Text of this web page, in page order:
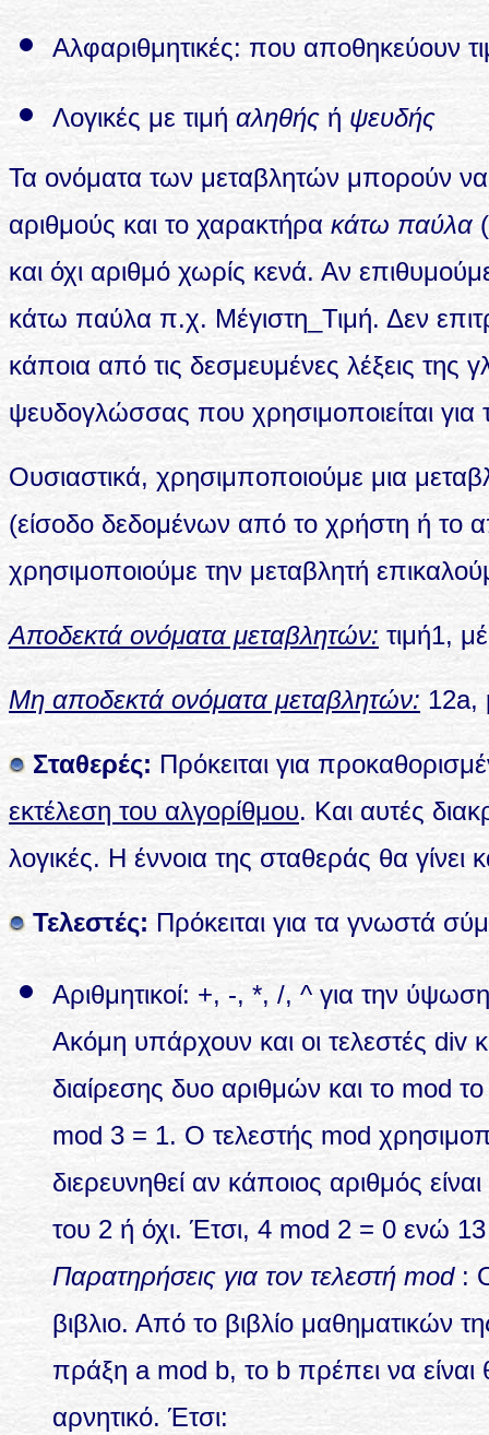
Αλφαριθμητικές: που αποθηκεύουν
Λογικές με τιμή αληθής ή ψευδής
Τα ονόματα των μεταβλητών μπορούν
αριθμούς και το χαρακτήρα κάτω παύλα
και όχι αριθμό χωρίς κενά. Αν
κάτω παύλα π.χ. Μέγιστη_Τιμή. Δεν
κάποια από τις δεσμευμένες λέξεις
ψευδογλώσσας που χρησιμοποιείται για
Ουσιαστικά, χρησιμποποιούμε μια
(είσοδο δεδομένων από το χρήστη ή το
χρησιμοποιούμε την μεταβλητή
Αποδεκτά ονόματα μεταβλητών: τιμή1,
Μη αποδεκτά ονόματα μεταβλητών: 12a,
Σταθερές: Πρόκειται για
εκτέλεση του αλγορίθμου. Και αυτές
λογικές. Η έννοια της σταθεράς θα γίνει
Τελεστές: Πρόκειται για τα γνωστά
Αριθμητικοί: +, -, *, /, ^ για την
Ακόμη υπάρχουν και οι τελεστές div
διαίρεσης δυο αριθμών και το mod
mod 3 = 1. Ο τελεστής mod
διερευνηθεί αν κάποιος αριθμός
του 2 ή όχι. Έτσι, 4 mod 2 = 0 ενώ
Παρατηρήσεις για τον τελεστή mod:
βιβλιο. Από το βιβλίο μαθηματικών
πράξη a mod b, το b πρέπει να είναι
αρνητικό. Έτσι: